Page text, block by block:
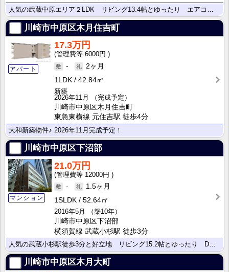
川崎市中原区木月住吉町
アパート
17.3万円
6000円
-
2ヶ月
1LDK
42.84㎡
新築
2026年11月
（完成予定）
川崎市中原区木月住吉町
東急東横線 元住吉駅 徒歩4分
大和新築物件♪ 2026年11月完成予定！
川崎市中原区下沼部
マンション
21.0万円
12000円
-
1.5ヶ月
1SLDK
52.64㎡
2016年5月
（築10年）
川崎市中原区下沼部
横須賀線 武蔵小杉駅 徒歩3分
人気の武蔵小杉駅徒歩3分と好立地 リビング15.2帖とゆったり DEN4.4帖あり ネット無料
川崎市中原区木月大町